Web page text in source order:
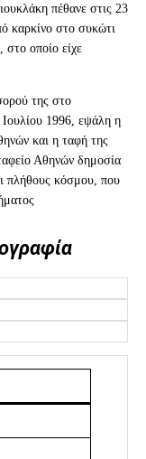
πέθανε στις 23
καρκίνο στο συκώτι
στο οποίο είχε
της στο
1996, εψάλη η
και η ταφή της
Αθηνών δημοσία
πλήθους κόσμου, που